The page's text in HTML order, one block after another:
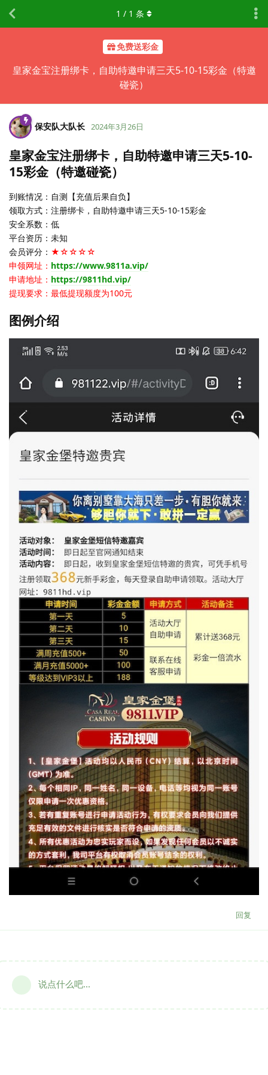
免费送彩金
皇家金宝注册绑卡，自助特邀申请三天5-10-15彩金（特邀
碰瓷）
1 / 1 条
保安队大队长 2024年3月26日
皇家金宝注册绑卡，自助特邀申请三天5-10-
15彩金（特邀碰瓷）
到账情况：自测【充值后果自负】
领取方式：注册绑卡，自助特邀申请三天5-10-15彩金
安全系数：低
平台资历：未知
会员评分： ★☆☆☆☆
申领网址： https://www.9811a.vip/
申请地址： https://9811hd.vip/
提现要求：最低提现额度为100元
图例介绍
回复
说点什么吧...